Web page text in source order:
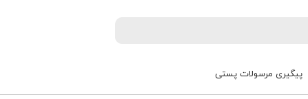
پیگیری مرسولات پستی